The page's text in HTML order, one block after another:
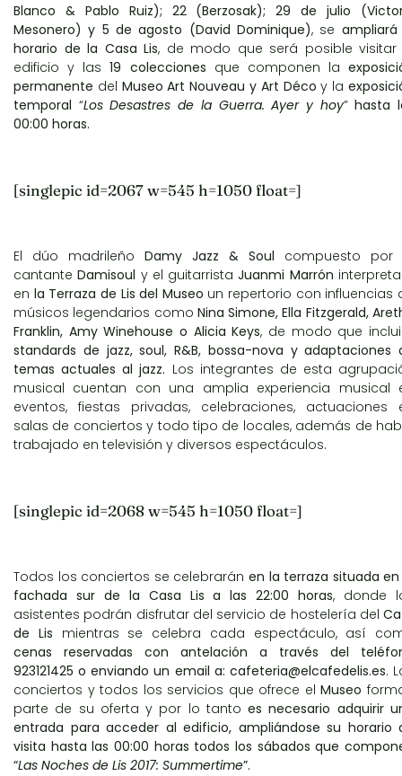
Blanco & Pablo Ruiz); 22 (Berzosak); 29 de julio
Mesonero) y 5 de agosto (David Dominique), se ampliará
horario de la Casa Lis, de modo que será posible visitar
edificio y las19 colecciones que componen la
permanente del Museo Art Nouveau y Art Déco y la
temporal “Los Desastres de la Guerra. Ayer y hoy”hasta
00:00 horas.
[singlepic id=2067 w=545 h=1050 float=]
El dúo madrileño Damy Jazz & Soul compuesto por
cantanteDamisoul y el guitarristaJuanmi Marrón
en la Terraza de Lis del Museo un repertorio con influencias
músicos legendarios como Nina Simone, Ella Fitzgerald,
Franklin, Amy Winehouse o Alicia Keys, de modo que
standards de jazz, soul, R&B, bossa-nova y adaptaciones
temas actuales al jazz. Los integrantes de esta
musical cuentan con una amplia experiencia musical
eventos, fiestas privadas, celebraciones, actuaciones
salas de conciertos y todo tipo de locales, además de
trabajado en televisión y diversos espectáculos.
[singlepic id=2068 w=545 h=1050 float=]
Todos los conciertos se celebrarán en la terraza situada
fachada sur de la Casa Lis a las 22:00 horas, donde
asistentes podrán disfrutar del servicio de hostelería del
de Lis mientras se celebra cada espectáculo, así
cenas reservadas con antelación a través del
923121425 o enviando un email a: cafeteria@elcafedelis.es.
conciertos y todos los servicios que ofrece elMuseo
parte de su oferta y por lo tantoes necesario adquirir
entrada para acceder al edificio, ampliándose su horario
visita hasta las 00:00 horas todos los sábados que
“Las Noches de Lis 2017: Summertime”.